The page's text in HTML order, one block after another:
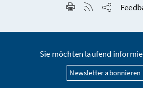
Seite drucken
RSS-Feed
Sie möchten laufend
Newsletter abonnieren